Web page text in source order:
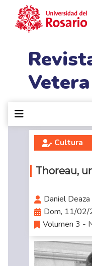
Vetera
Cultura
Thoreau,
Daniel Deaza
Dom, 11/
Volumen 3 -